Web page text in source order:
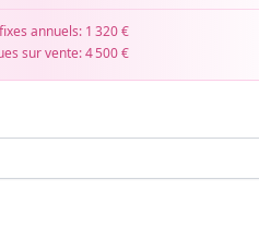
annuels: 1 320 €
sur vente:4 500 €